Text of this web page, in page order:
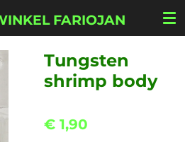
FARIOJAN
Tungsten
shrimp body
€ 1,90